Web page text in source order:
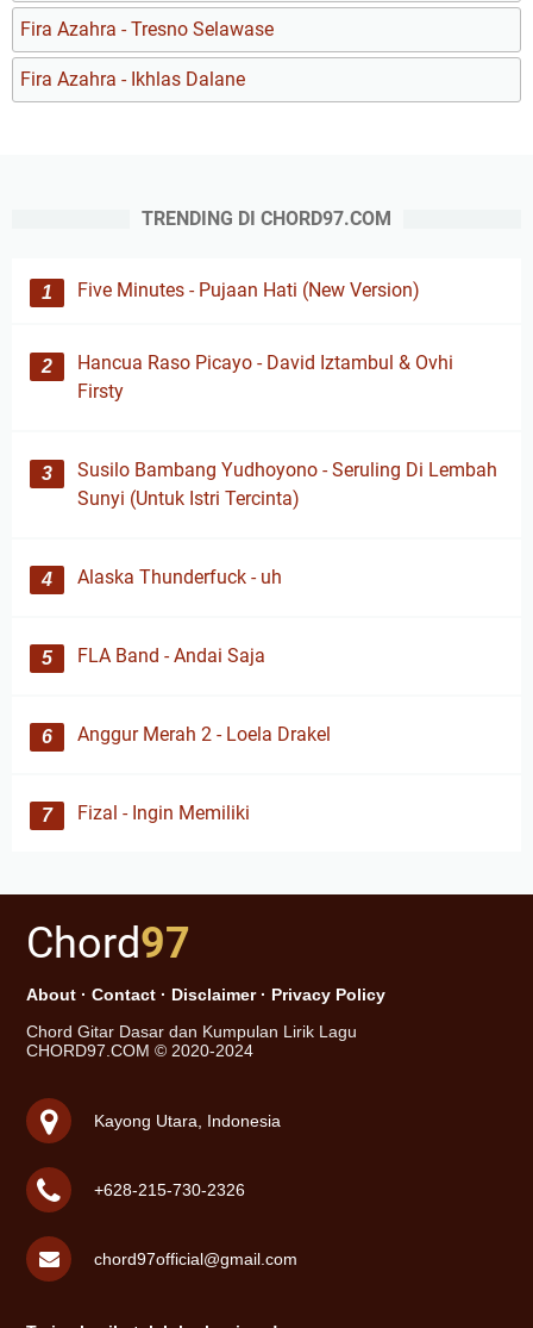
Fira Azahra - Tresno Selawase
Fira Azahra - Ikhlas Dalane
TRENDING DI CHORD97.COM
Five Minutes - Pujaan Hati (New Version)
Hancua Raso Picayo - David Iztambul & Ovhi
Firsty
Susilo Bambang Yudhoyono - Seruling Di Lembah
Sunyi (Untuk Istri Tercinta)
Alaska Thunderfuck - uh
FLA Band - Andai Saja
Anggur Merah 2 - Loela Drakel
Fizal - Ingin Memiliki
Chord97
About · Contact · Disclaimer· Privacy Policy
Chord Gitar Dasar dan Kumpulan Lirik Lagu
CHORD97.COM © 2020-2024
Kayong Utara, Indonesia
+628-215-730-2326
chord97official@gmail.com